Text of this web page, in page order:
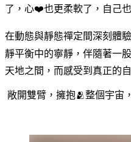
了，心❤️也更柔軟了，自己
在動態與靜態禪定間深刻體
靜平衡中的寧靜，伴隨著一
天地之間，而感受到真正的自
敞開雙臂，擁抱🫂整個宇宙